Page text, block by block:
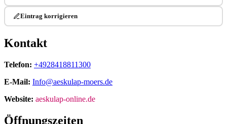
Eintrag korrigieren
Kontakt
Telefon: +4928418811300
E-Mail: Info@aeskulap-moers.de
Website: aeskulap-online.de
Öffnungszeiten